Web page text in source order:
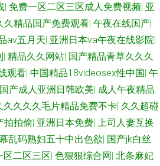
| 免费一区二区三区成人免费视频| 亚
久精品国产免费观看| 午夜在线国产|
av五月天| 亚洲日本va午夜在线影院|
| 精品久久网站| 国产精品青草久久久
观看| 中国精品18videosex性中国| 午
国产成人亚洲日韩欧美| 成人午夜精品
久久久久毛片精品免费不卡| 久久超碰
拍拍偷| 亚洲日本免费| 上司人妻互换
乱码熟妇五十中出色欲| 国产jk白丝
区二区三区| 色狠狠综合网| 北条麻妃